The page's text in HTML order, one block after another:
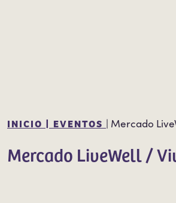
INICIO | EVENTOS | Mercado
Mercado LiveWell /